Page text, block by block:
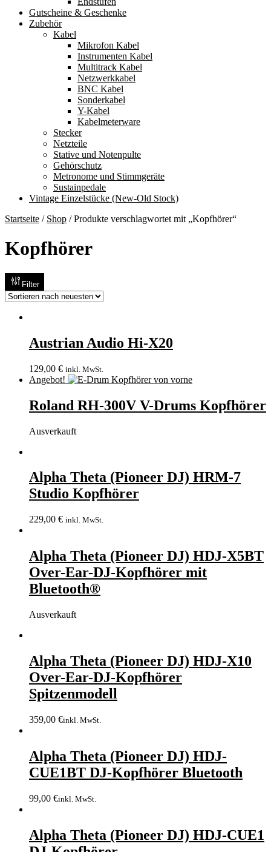
Gutscheine & Geschenke
Zubehör
Kabel
Mikrofon Kabel
Instrumenten Kabel
Multitrack Kabel
Netzwerkkabel
BNC Kabel
Sonderkabel
Y-Kabel
Kabelmeterware
Stecker
Netzteile
Stative und Notenpulte
Gehörschutz
Metronome und Stimmgeräte
Sustainpedale
Vintage Einzelstücke (New-Old Stock)
Startseite / Shop /Produkte verschlagwortet mit „Kopfhörer“
Kopfhörer
Filter
Austrian Audio Hi-X20
129,00 € inkl. MwSt.
Angebot!
Roland RH-300V V-Drums Kopfhörer
Ausverkauft
Alpha Theta (Pioneer DJ) HRM-7
Studio Kopfhörer
229,00 € inkl. MwSt.
Alpha Theta (Pioneer DJ) HDJ-X5BT
Over-Ear-DJ-Kopfhörer mit
Bluetooth®
Ausverkauft
Alpha Theta (Pioneer DJ) HDJ-X10
Over-Ear-DJ-Kopfhörer
Spitzenmodell
359,00 €inkl. MwSt.
Alpha Theta (Pioneer DJ) HDJ-
CUE1BT DJ-Kopfhörer Bluetooth
99,00 €inkl. MwSt.
Alpha Theta (Pioneer DJ) HDJ-CUE1